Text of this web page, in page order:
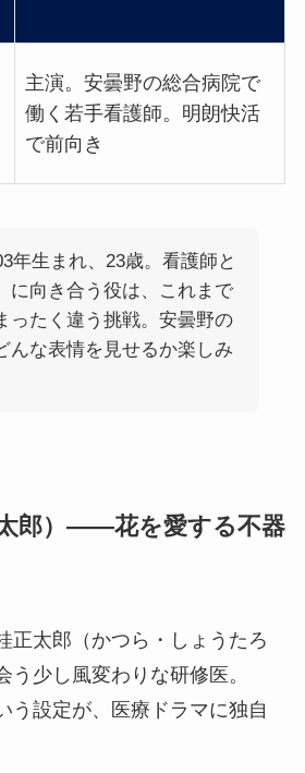
主演。安曇野の総合病院で
働く若手看護師。明朗快活
で前向き
年生まれ、23歳。看護師と
に向き合う役は、これまで
ったく違う挑戦。安曇野の
んな表情を見せるか楽しみ
郎）——花を愛する不器
正太郎（かつら・しょうたろ
う少し風変わりな研修医。
う設定が、医療ドラマに独自